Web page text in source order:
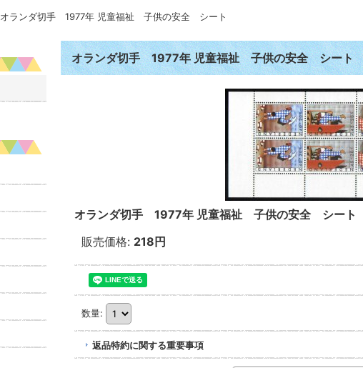
オランダ切手 1977年 児童福祉 子供の安全 シート
オランダ切手 1977年 児童福祉 子供の安全 シート
オランダ切手 1977年 児童福祉 子供の安全 シート
販売価格: 218円
数量:
返品特約に関する重要事項